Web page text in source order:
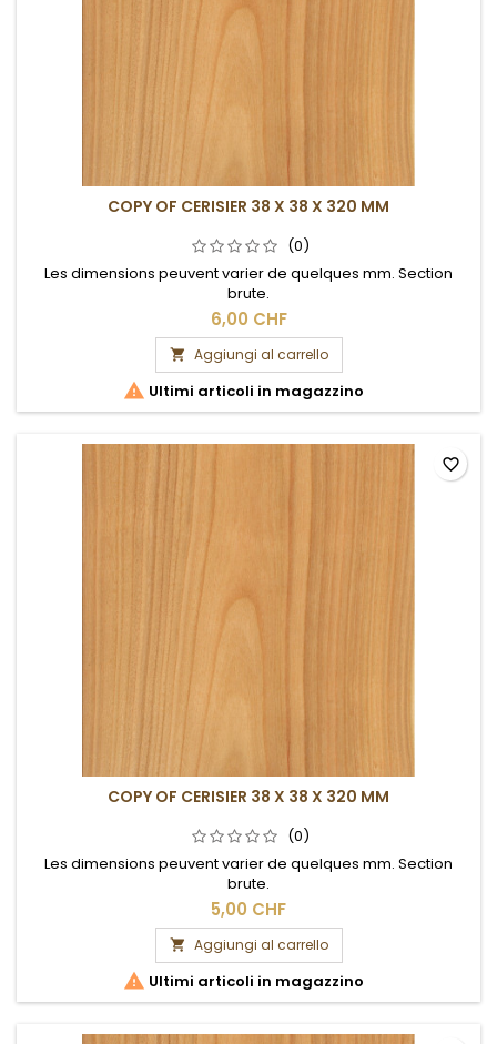
COPY OF CERISIER 38 X 38 X 320 MM
(0)
Les dimensions peuvent varier de quelques mm. Section
brute.
6,00 CHF
 Aggiungi al carrello
 Ultimi articoli in magazzino
COPY OF CERISIER 38 X 38 X 320 MM
(0)
Les dimensions peuvent varier de quelques mm. Section
brute.
5,00 CHF
 Aggiungi al carrello
 Ultimi articoli in magazzino
favorite_border